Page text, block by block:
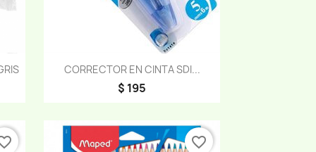
CORRECTOR EN CINTA SDI...
$ 195
Vista rápida
favorite_border